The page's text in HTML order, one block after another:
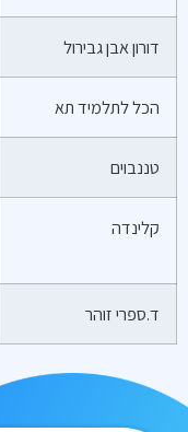
דורון אבן גבירול
הכל לתלמיד תא
טננבוים
קלינדה
ד.ספרי זוהר